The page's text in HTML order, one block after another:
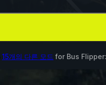
15개의 다른 모드 for Bus